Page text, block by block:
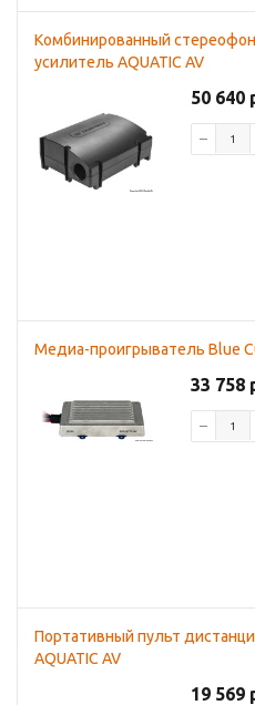
Комбинированный
усилитель AQUATIC AV
50 640
Медиа-проигрыватель Blue
33 758
Портативный пульт
AQUATIC AV
19 569